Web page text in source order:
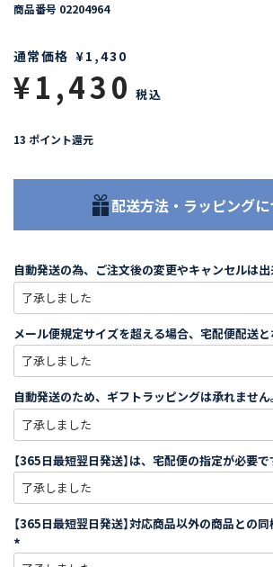
商品番号 02204964
通常価格 ¥1,430
¥1,430 税込
13 ポイント還元
配送方法・ラッピング
自動発送の為、ご注文後の変更やキャンセルは出
メール便規定サイズを超える場合、宅配便配送と
自動発送のため、ギフトラッピングは承れません。
【365日最短翌日発送】は、宅配便の指定が必要で
【365日最短翌日発送】対応商品以外の商品との同